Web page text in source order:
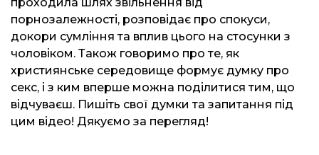
порнозалежності, розповідає про спокуси,
докори сумління та вплив цього на стосунки з
чоловіком. Також говоримо про те, як
християнське середовище формує думку про
секс, і з ким вперше можна поділитися тим, що
відчуваєш. Пишіть свої думки та запитання під
цим відео! Дякуємо за перегляд!